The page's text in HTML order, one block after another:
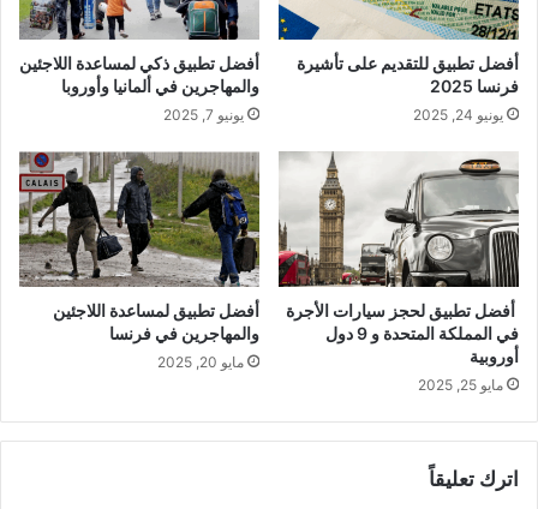
أفضل تطبيق للتقديم على تأشيرة
فرنسا 2025
يونيو 24, 2025
أفضل تطبيق ذكي لمساعدة اللاجئين
والمهاجرين في ألمانيا وأوروبا
يونيو 7, 2025
أفضل تطبيق لحجز سيارات الأجرة
في المملكة المتحدة و 9 دول
أوروبية
مايو 25, 2025
أفضل تطبيق لمساعدة اللاجئين
والمهاجرين في فرنسا
مايو 20, 2025
اترك تعليقاً